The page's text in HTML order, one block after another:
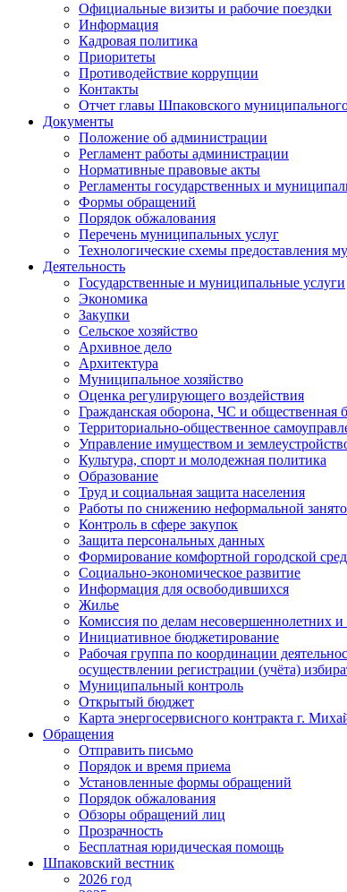
Официальные визиты и рабочие поездки
Информация
Кадровая политика
Приоритеты
Противодействие коррупции
Контакты
Отчет главы Шпаковского
Документы
Положение об администрации
Регламент работы администрации
Нормативные правовые акты
Регламенты государственных и
Формы обращений
Порядок обжалования
Перечень муниципальных услуг
Технологические схемы предоставления
Деятельность
Государственные и муниципальные услуги
Экономика
Закупки
Сельское хозяйство
Архивное дело
Архитектура
Муниципальное хозяйство
Оценка регулирующего воздействия
Гражданская оборона, ЧС и общественная
Территориально-общественное
Управление имуществом и
Культура, спорт и молодежная политика
Образование
Труд и социальная защита населения
Работы по снижению неформальной
Контроль в сфере закупок
Защита персональных данных
Формирование комфортной городской
Социально-экономическое развитие
Информация для освободившихся
Жилье
Комиссия по делам несовершеннолетних и
Инициативное бюджетирование
Рабочая группа по координации
осуществлении регистрации (учёта)
Муниципальный контроль
Открытый бюджет
Карта энергосервисного контракта г.
Обращения
Отправить письмо
Порядок и время приема
Установленные формы обращений
Порядок обжалования
Обзоры обращений лиц
Прозрачность
Бесплатная юридическая помощь
Шпаковский вестник
2026 год